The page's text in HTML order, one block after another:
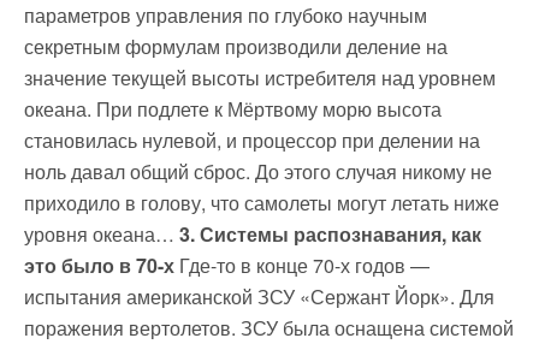
параметров управления по глубоко научным
секретным формулам производили деление на
значение текущей высоты истребителя над уровнем
океана. При подлете к Мёртвому морю высота
становилась нулевой, и процессор при делении на
ноль давал общий сброс. До этого случая никому не
приходило в голову, что самолеты могут летать ниже
уровня океана… 3. Системы распознавания, как
это было в 70-х Где-то в конце 70-х годов —
испытания американской ЗСУ «Сержант Йорк». Для
поражения вертолетов. ЗСУ была оснащена системой